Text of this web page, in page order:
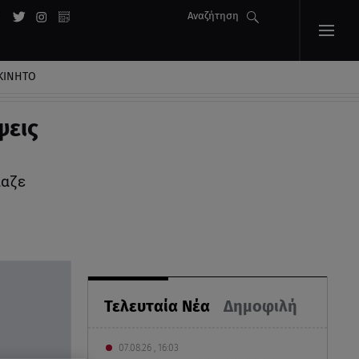
Αναζήτηση
Τελευταία Νέα Δημοφιλή
07.08.26 , 16:03